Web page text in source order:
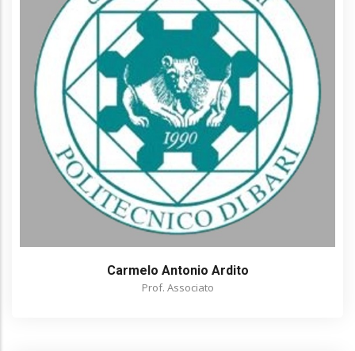
Carmelo Antonio Ardito
Prof. Associato